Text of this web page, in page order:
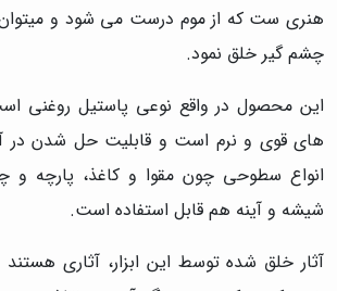
هنری ست که از موم درست می شود و میتوان
چشم گیر خلق نمود.
این محصول در واقع نوعی پاستیل روغنی
های قوی و نرم است و قابلیت حل شدن در
انواع سطوحی چون مقوا و کاغذ، پارچه
شیشه و آینه هم قابل استفاده است.
آثار خلق شده توسط این ابزار، آثاری